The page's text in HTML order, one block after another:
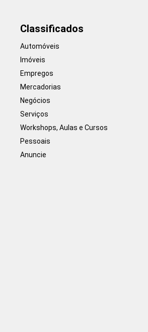
Classificados
Automóveis
Imóveis
Empregos
Mercadorias
Negócios
Serviços
Workshops, Aulas e Cursos
Pessoais
Anuncie